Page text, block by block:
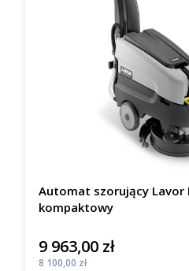
Automat szorujący Lavor
kompaktowy
Cena
9 963,00 zł
Cena
8 100,00 zł